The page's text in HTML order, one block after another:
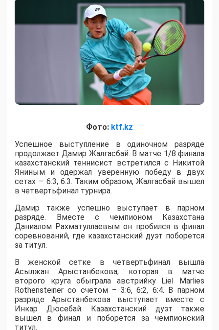
Фото: ktf.kz
Успешное выступление в одиночном разряде
продолжает Дамир Жалгасбай. В матче 1/8 финала
казахстанский теннисист встретился с Никитой
Яниным и одержал уверенную победу в двух
сетах — 6:3, 6:3. Таким образом, Жалгасбай вышел
в четвертьфинал турнира.
Дамир также успешно выступает в парном
разряде. Вместе с чемпионом Казахстана
Даниалом Рахматуллаевым он пробился в финал
соревнований, где казахстанский дуэт поборется
за титул.
В женской сетке в четвертьфинал вышла
Асылжан Арыстанбекова, которая в матче
второго круга обыграла австрийку Liel Marlies
Rothensteiner со счетом – 3:6, 6:2, 6:4. В парном
разряде Арыстанбекова выступает вместе с
Инкар Дюсебай. Казахстанский дуэт также
вышел в финал и поборется за чемпионский
титул.